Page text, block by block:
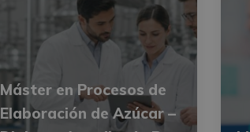
Máster en Procesos de
Elaboración de Azúcar –